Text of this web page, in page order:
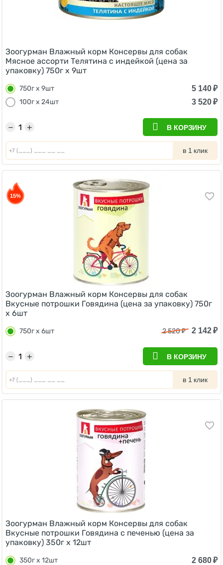
Зоогурман Влажный корм Консервы для собак
Мясное ассорти Телятина с индейкой (цена за
упаковку) 750г х 9шт
750г х 9шт 5 140₽
100г х 24шт
3 520₽
+
− В КОРЗИНУ
в 1 клик
15%
Зоогурман Влажный корм Консервы для собак
Вкусные потрошки Говядина (цена за упаковку) 750г
х 6шт
750г х 6шт 2 520₽ 2 142₽
+
− В КОРЗИНУ
в 1 клик
Зоогурман Влажный корм Консервы для собак
Вкусные потрошки Говядина с печенью (цена за
упаковку) 350г x 12шт
350г x 12шт 2 680₽